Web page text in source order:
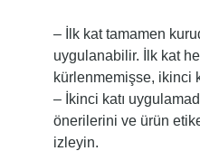
– İlk kat tamamen
uygulanabilir. İlk kat
kürlenmemişse, ikinci
– İkinci katı
önerilerini ve ürün
izleyin.